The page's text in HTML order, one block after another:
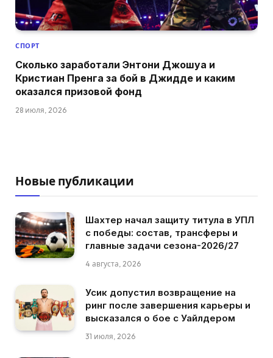
СПОРТ
Сколько заработали Энтони Джошуа и
Кристиан Пренга за бой в Джидде и каким
оказался призовой фонд
28 июля, 2026
Новые публикации
Шахтер начал защиту титула в УПЛ
с победы: состав, трансферы и
главные задачи сезона-2026/27
4 августа, 2026
Усик допустил возвращение на
ринг после завершения карьеры и
высказался о бое с Уайлдером
31 июля, 2026